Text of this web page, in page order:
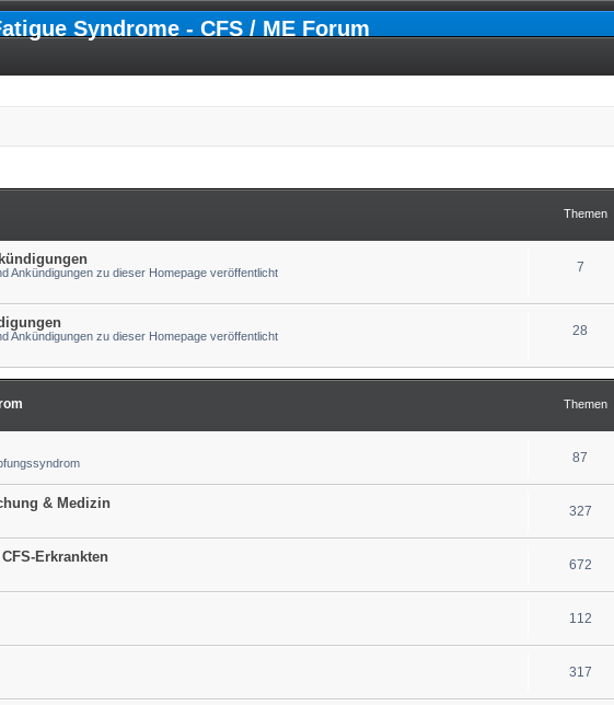
Syndrome - CFS / ME Forum
Themen
Ankündigungen zu dieser Homepage veröffentlicht 7
Ankündigungen zu dieser Homepage veröffentlicht 28
Themen
87
& Medizin 327
Erkrankten 672
112
317